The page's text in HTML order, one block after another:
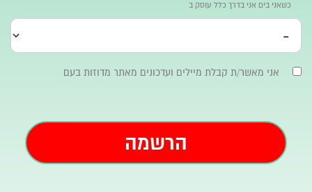
כשאני בים אני בדרך כלל עוסק ב
אני מאשר/ת קבלת מיילים ועדכונים מאתר מדוזות בעם
‫הרשמה‬